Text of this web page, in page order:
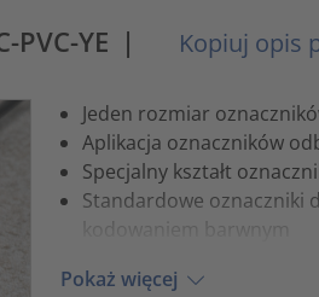
PVC-YE | Kopiuj opis
Jeden rozmiar
Aplikacja oznaczników
Specjalny kształt
Standardowe oznaczniki
kodowaniem barwnym
Pokaż więcej